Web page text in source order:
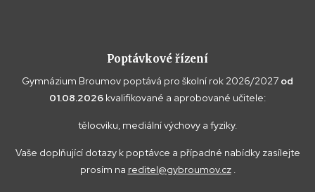
Poptávkové řízení
Gymnázium Broumov poptává pro školní rok 2026/2027 od
01.08.2026 kvalifikované a aprobované učitele:
tělocviku, mediální výchovy a fyziky.
Vaše doplňující dotazy k poptávce a případné nabídky zasílejte
prosím na reditel@gybroumov.cz.